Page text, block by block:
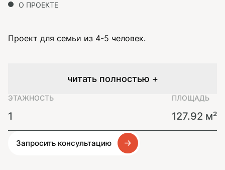
О ПРОЕКТЕ
Проект для семьи из 4-5 человек.
читать полностью +
ЭТАЖНОСТЬ
1
ПЛОЩАДЬ
127.92 м²
Запросить консультацию